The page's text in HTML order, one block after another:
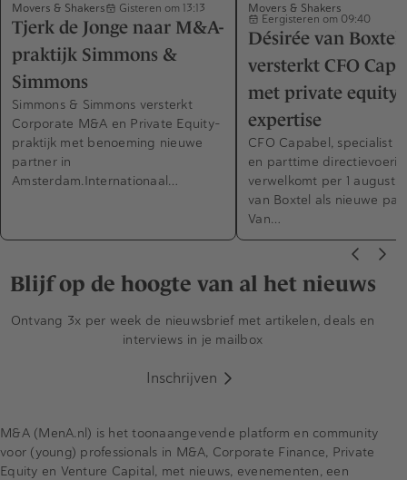
Movers & Shakers Gisteren om 13:13
Tjerk de Jonge naar M&A-
praktijk Simmons &
Simmons
Simmons & Simmons versterkt
Corporate M&A en Private Equity-
praktijk met benoeming nieuwe
partner in
Amsterdam.Internationaal…
Movers & Shakers
Eergisteren om 09:40
Désirée van Boxtel
versterkt CFO
met private equity-
expertise
CFO Capabel, specialist
en parttime
verwelkomt per 1
van Boxtel als nieuwe
Van…
Blijf op de hoogte van al het nieuws
Ontvang 3x per week de nieuwsbrief met artikelen, deals en
interviews in je mailbox
Inschrijven
M&A (MenA.nl) is het toonaangevende platform en community
voor (young) professionals in M&A, Corporate Finance, Private
Equity en Venture Capital, met nieuws, evenementen, een